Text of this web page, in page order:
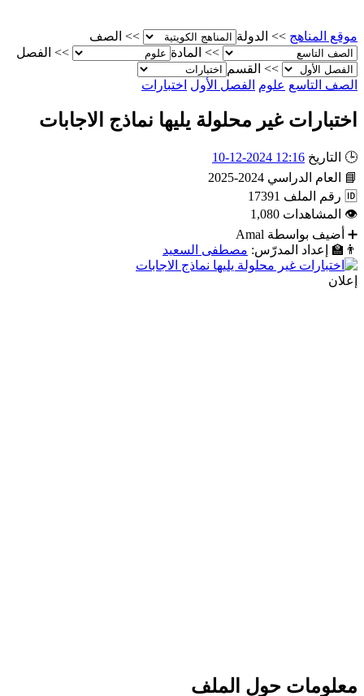
موقع المناهج >> الدولة >>
الصف
>>
المادة >>
الفصل
>>
القسم
الصف التاسع علوم الفصل الأول اختبارات
اختبارات غير محلولة يليها نماذج الاجابات
🕒 التاريخ 12:16 2024-12-10
📘
العام الدراسي 2024-2025
🆔 رقم الملف 17391
👁
المشاهدات 1,080
➕
أضيف بواسطة Amal
👨‍🏫
إعداد المدرّس: مصطفى السعيد
إعلان
معلومات حول الملف